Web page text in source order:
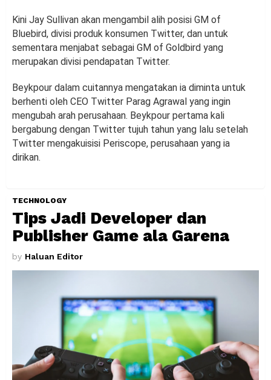
Kini Jay Sullivan akan mengambil alih posisi GM of
Bluebird, divisi produk konsumen Twitter, dan untuk
sementara menjabat sebagai GM of Goldbird yang
merupakan divisi pendapatan Twitter.
Beykpour dalam cuitannya mengatakan ia diminta untuk
berhenti oleh CEO Twitter Parag Agrawal yang ingin
mengubah arah perusahaan. Beykpour pertama kali
bergabung dengan Twitter tujuh tahun yang lalu setelah
Twitter mengakuisisi Periscope, perusahaan yang ia
dirikan.
TECHNOLOGY
Tips Jadi Developer dan
Publisher Game ala Garena
by Haluan Editor